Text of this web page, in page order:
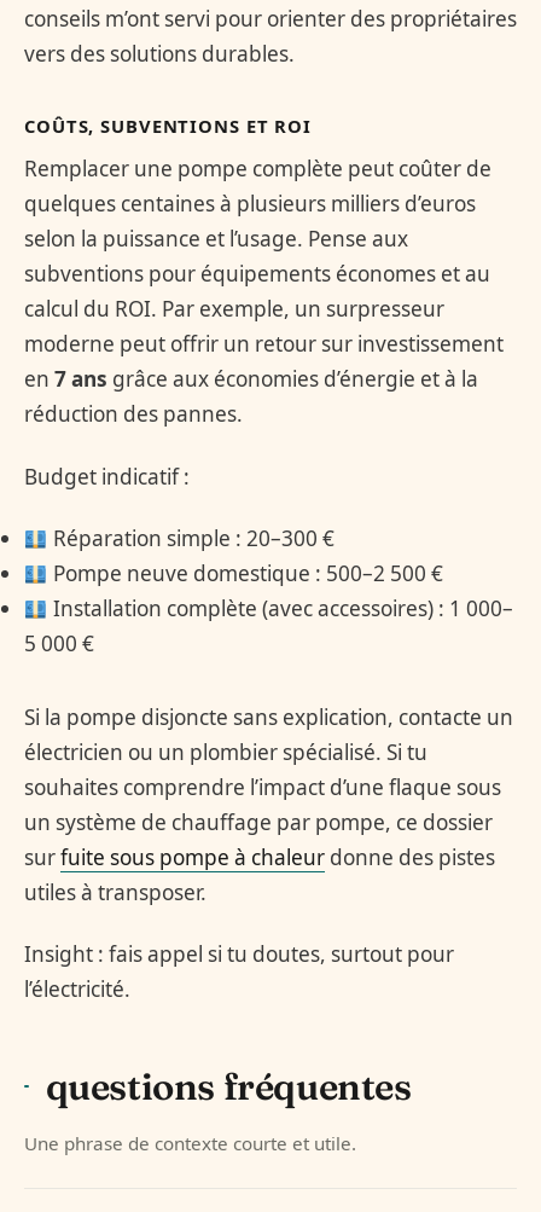
conseils m’ont servi pour orienter des propriétaires
vers des solutions durables.
COÛTS, SUBVENTIONS ET ROI
Remplacer une pompe complète peut coûter de
quelques centaines à plusieurs milliers d’euros
selon la puissance et l’usage. Pense aux
subventions pour équipements économes et au
calcul du ROI. Par exemple, un surpresseur
moderne peut offrir un retour sur investissement
en 7 ans grâce aux économies d’énergie et à la
réduction des pannes.
Budget indicatif :
Réparation simple : 20–300 €
Pompe neuve domestique : 500–2 500 €
Installation complète (avec accessoires) : 1 000–
5 000 €
Si la pompe disjoncte sans explication, contacte un
électricien ou un plombier spécialisé. Si tu
souhaites comprendre l’impact d’une flaque sous
un système de chauffage par pompe, ce dossier
surfuite sous pompe à chaleur donne des pistes
utiles à transposer.
Insight : fais appel si tu doutes, surtout pour
l’électricité.
questions fréquentes
Une phrase de contexte courte et utile.